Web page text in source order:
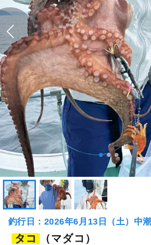
釣行日：2026年6月13日（土）中潮
タコ （マダコ）